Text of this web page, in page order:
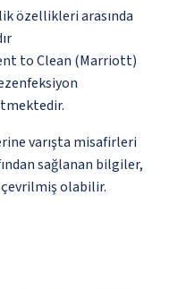
özellikleri arasında
to Clean (Marriott)
varışta misafirleri
sağlanan bilgiler,
olabilir.